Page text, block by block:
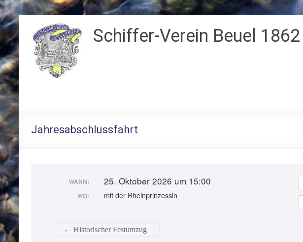
springen
Schiffer-Verein Beuel 1862
Jahresabschlussfahrt
WANN: 25. Oktober 2026 um 15:00
WO: mit der Rheinprinzessin
← Historischer Festumzug